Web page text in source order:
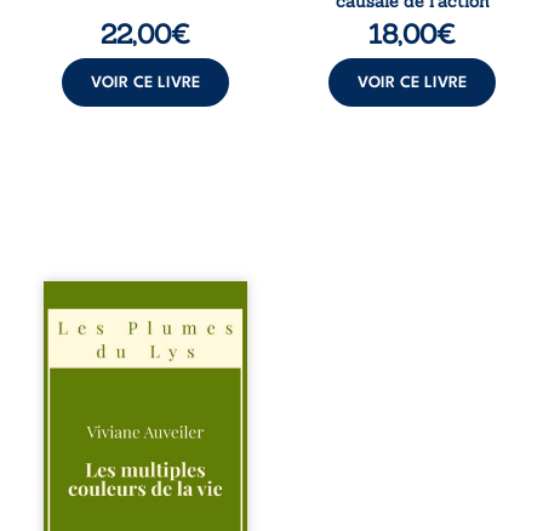
22,00€
VOIR CE LIVRE
manière dont les
intentions et les
croyances
peuvent ...
18,00€
VOIR CE LIVRE
Trois récits, trois
existences saisies
à l’instant où tout
bascule. Une
l’apaisement, un
recouvre
l’espérance, tandis